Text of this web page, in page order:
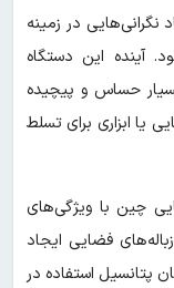
در زمینه
آینده این دستگاه
حساس و پیچیده
یا ابزاری برای تسلط
چین با ویژگی‌های
فضایی ایجاد
پتانسیل استفاده در